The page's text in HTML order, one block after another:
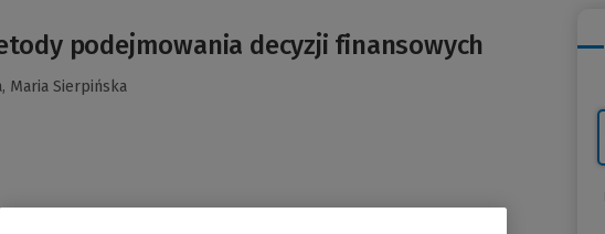
podejmowania decyzji finansowych
Maria Sierpińska